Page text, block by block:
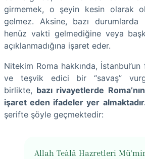
girmemek, o şeyin kesin olarak
gelmez. Aksine, bazı durumlarda
henüz vakti gelmediğine veya
açıklanmadığına işaret eder.
Nitekim Roma hakkında,
ve teşvik edici bir “savaş”
birlikte, bazı rivayetlerde
işaret eden ifadeler yer
şerifte şöyle geçmektedir:
Allah Teàlâ Hazretleri